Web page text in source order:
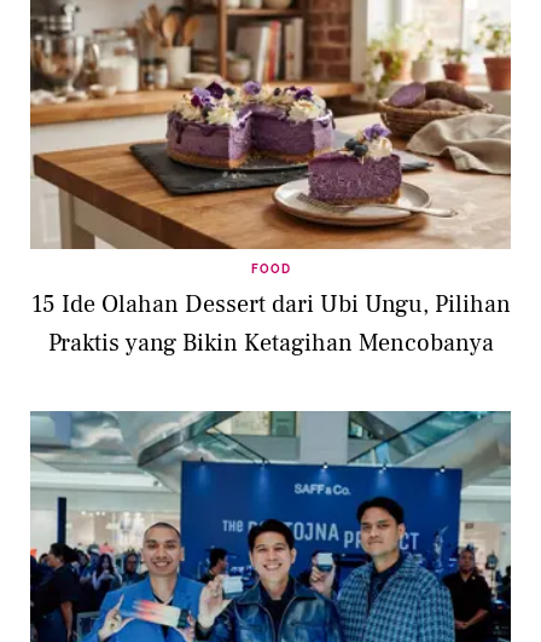
FOOD
15 Ide Olahan Dessert dari Ubi Ungu, Pilihan
Praktis yang Bikin Ketagihan Mencobanya